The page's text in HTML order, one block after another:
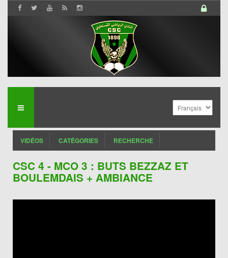
VIDÉOS CATÉGORIES RECHERCHE
CSC 4 - MCO 3 : BUTS BEZZAZ ET
BOULEMDAIS + AMBIANCE